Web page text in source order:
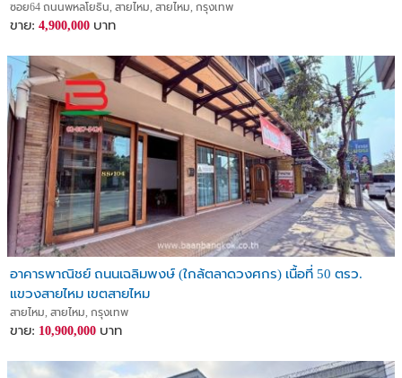
ซอย64 ถนนพหลโยธิน, สายไหม, สายไหม, กรุงเทพ
ขาย: 4,900,000 บาท
อาคารพาณิชย์ ถนนเฉลิมพงษ์ (ใกล้ตลาดวงศกร) เนื้อที่ 50 ตรว.
แขวงสายไหม เขตสายไหม
สายไหม, สายไหม, กรุงเทพ
ขาย: 10,900,000 บาท